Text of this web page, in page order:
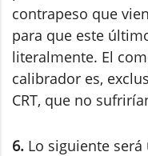
contrapeso que
para que este
literalmente. El
calibrador es,
CRT, que no
6. Lo siguiente será